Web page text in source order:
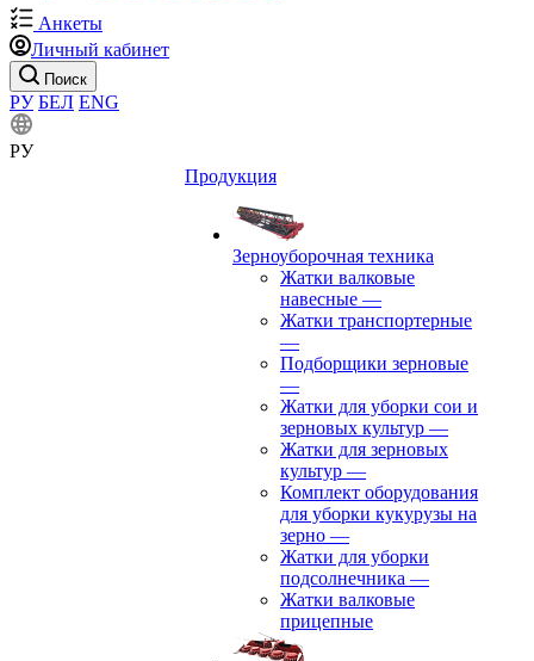
Анкеты
Личный кабинет
Поиск
РУ БЕЛ ENG
РУ
Продукция
Зерноуборочная техника
Жатки валковые
навесные —
Жатки транспортерные
—
Подборщики зерновые
—
Жатки для уборки сои и
зерновых культур —
Жатки для зерновых
культур —
Комплект оборудования
для уборки кукурузы на
зерно —
Жатки для уборки
подсолнечника —
Жатки валковые
прицепные